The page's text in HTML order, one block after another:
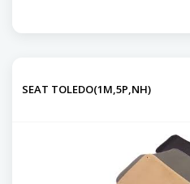
SEAT TOLEDO(1M,5P,NH)